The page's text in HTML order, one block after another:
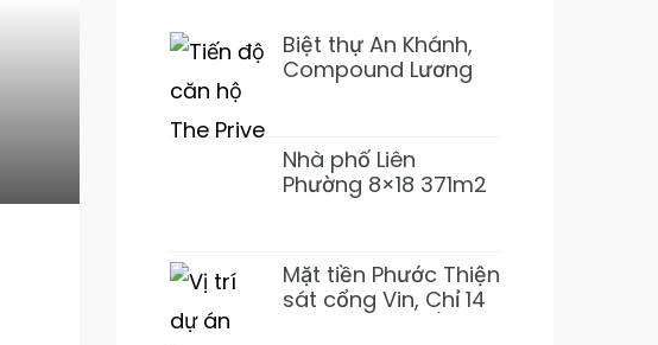
Biệt thự An Khánh,
Compound Lương
4L 31T500 Đẹp ở
ngay
Nhà phố Liên
Phường 8×18 371m2
Full NT 18tỷ989
Mặt tiền Phước Thiện
sát cổng Vin, Chỉ 14